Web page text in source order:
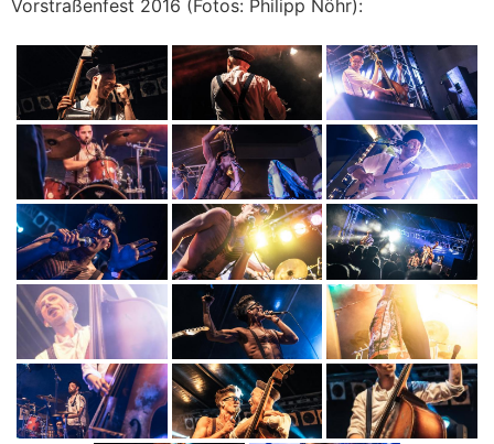
Vorstraßenfest 2016 (Fotos: Philipp Nöhr):